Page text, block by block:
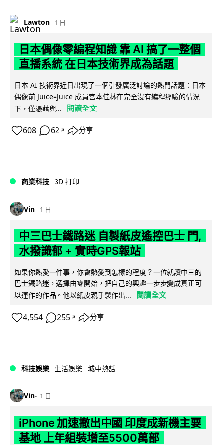
Lawton 1 日
日本偶像零編程知識 靠 AI 搞了一整個
直播系統 在日本技術界成為話題
日本 AI 技術界近日出現了一個引發廣泛討論的熱門話題：日本
偶像前 Juice=Juice 成員宮本佳林在完全沒有編程經驗的情況
下，僅憑藉與...
閱讀全文
608 62 ↗ 分享
商業科技 3D 打印
Vin 1 日
中三巴士鐵路迷 自製紙皮遙控巴士 門,
水撥識郁 + 實時GPS報站
如果你熱愛一件事，你會熱愛到怎樣的程度？一位就讀中三的
巴士鐵路迷，選擇由零開始，把自己的興趣一步步變成真正可
以運作的作品。他以紙皮親手製作出...
閱讀全文
4,554 255 ↗ 分享
科技娛樂 生活娛樂 城中熱話
Vin 1 日
iPhone 加速撤出中國 印度成新機主要
基地 上年組裝增至5500萬部